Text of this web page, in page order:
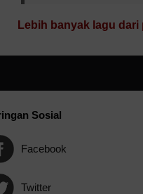
Lebih banyak lagu dari
Sosial
Facebook
Twitter